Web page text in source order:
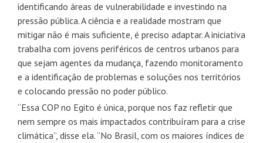
identificando áreas de vulnerabilidade e investindo na
pressão pública. A ciência e a realidade mostram que
mitigar não é mais suficiente, é preciso adaptar. A iniciativa
trabalha com jovens periféricos de centros urbanos para
que sejam agentes da mudança, fazendo monitoramento
e a identificação de problemas e soluções nos territórios
e colocando pressão no poder público.
“Essa COP no Egito é única, porque nos faz refletir que
nem sempre os mais impactados contribuíram para a crise
climática”, disse ela. “No Brasil, com os maiores índices de